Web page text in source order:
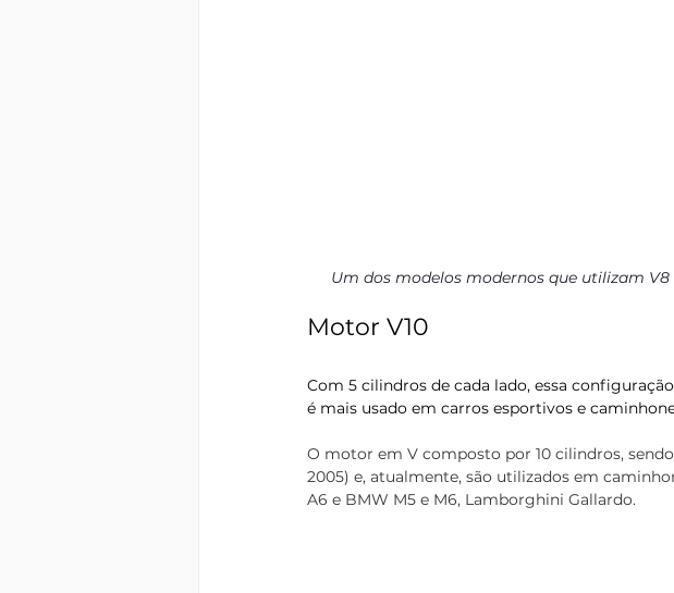
Um dos modelos modernos que utilizam
Motor V10
Com 5 cilindros de cada lado, essa
é mais usado em carros esportivos e
O motor em V composto por 10 cilindros,
2005) e, atualmente, são utilizados em
A6 e BMW M5 e M6, Lamborghini Gallardo.